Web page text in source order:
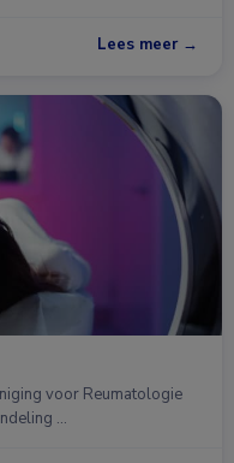
Lees meer →
voor Reumatologie
…